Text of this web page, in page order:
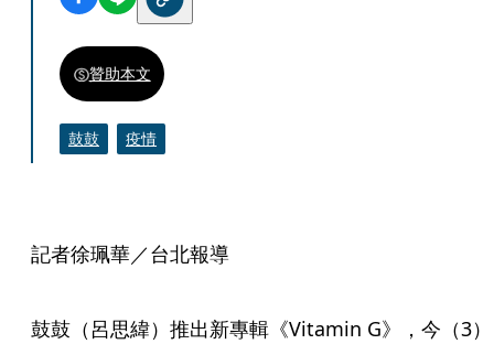
贊助本文
鼓鼓 疫情
記者徐珮華／台北報導
鼓鼓（呂思緯）推出新專輯《Vitamin G》，今（3）